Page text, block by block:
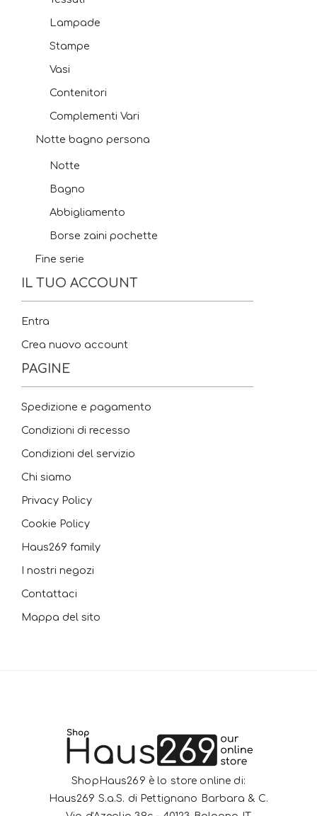
Lampade
Stampe
Vasi
Contenitori
Complementi Vari
Notte bagno persona
Notte
Bagno
Abbigliamento
Borse zaini pochette
Fine serie
IL TUO ACCOUNT
Entra
Crea nuovo account
PAGINE
Spedizione e pagamento
Condizioni di recesso
Condizioni del servizio
Chi siamo
Privacy Policy
Cookie Policy
Haus269 family
I nostri negozi
Contattaci
Mappa del sito
ShopHaus269 è lo store online di:
Haus269 S.a.S. di Pettignano Barbara & C.